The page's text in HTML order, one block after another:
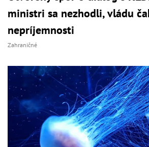
ministri sa nezhodli, vládu
nepríjemnosti
Zahraničné